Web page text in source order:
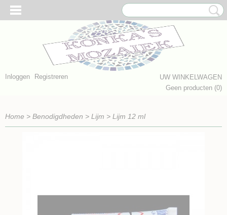
Inloggen Registreren
UW WINKELWAGEN
Geen producten (0)
Home > Benodigdheden > Lijm > Lijm 12 ml